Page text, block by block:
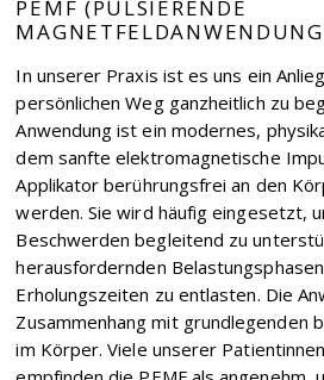
PEMF (PULSIERENDE
In unserer Praxis ist es uns ein
persönlichen Weg ganzheitlich zu
Anwendung ist ein modernes,
dem sanfte elektromagnetische
Applikator berührungsfrei an den
werden. Sie wird häufig eingesetzt,
Beschwerden begleitend zu
herausfordernden
Erholungszeiten zu entlasten. Die
Zusammenhang mit grundlegenden
im Körper. Viele unserer